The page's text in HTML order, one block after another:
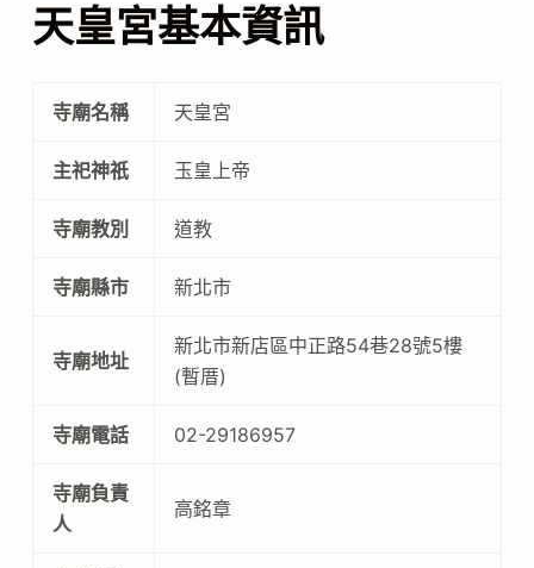
天皇宮基本資訊
寺廟名稱 天皇宮
主祀神祇 玉皇上帝
寺廟教別 道教
寺廟縣市 新北市
寺廟地址
新北市新店區中正路54巷28號5樓
(暫厝)
寺廟電話 02-29186957
寺廟負責
人
高銘章